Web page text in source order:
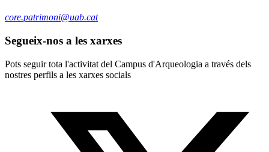
core.patrimoni@uab.cat
Segueix-nos a les xarxes
Pots seguir tota l'activitat del Campus d'Arqueologia a través dels
nostres perfils a les xarxes socials